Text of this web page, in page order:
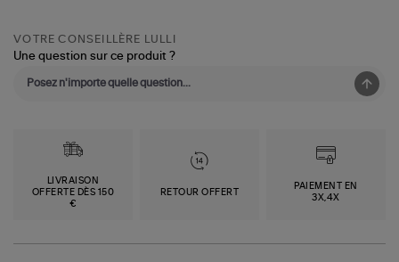
VOTRE CONSEILLÈRE LULLI
Une question sur ce produit ?
LIVRAISON
OFFERTE DÈS 150
€
RETOUR OFFERT
PAIEMENT EN
3X,4X